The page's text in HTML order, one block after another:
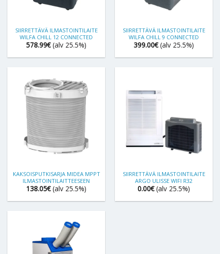
SIIRRETTÄVÄ ILMASTOINTILAITE
WILFA CHILL 12 CONNECTED
578.99€ (alv 25.5%)
SIIRRETTÄVÄ ILMASTOINTILAITE
WILFA CHILL 9 CONNECTED
399.00€ (alv 25.5%)
KAKSOISPUTKISARJA MIDEA MPPT
ILMASTOINTILAITTEESEEN
138.05€ (alv 25.5%)
SIIRRETTÄVÄ ILMASTOINTILAITE
ARGO ULISSE WIFI R32
0.00€ (alv 25.5%)